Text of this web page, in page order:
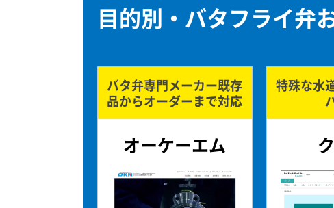
目的別・バタフライ弁
バタ弁専門メーカー既存
品からオーダーまで対応
オーケーエム
特殊な水